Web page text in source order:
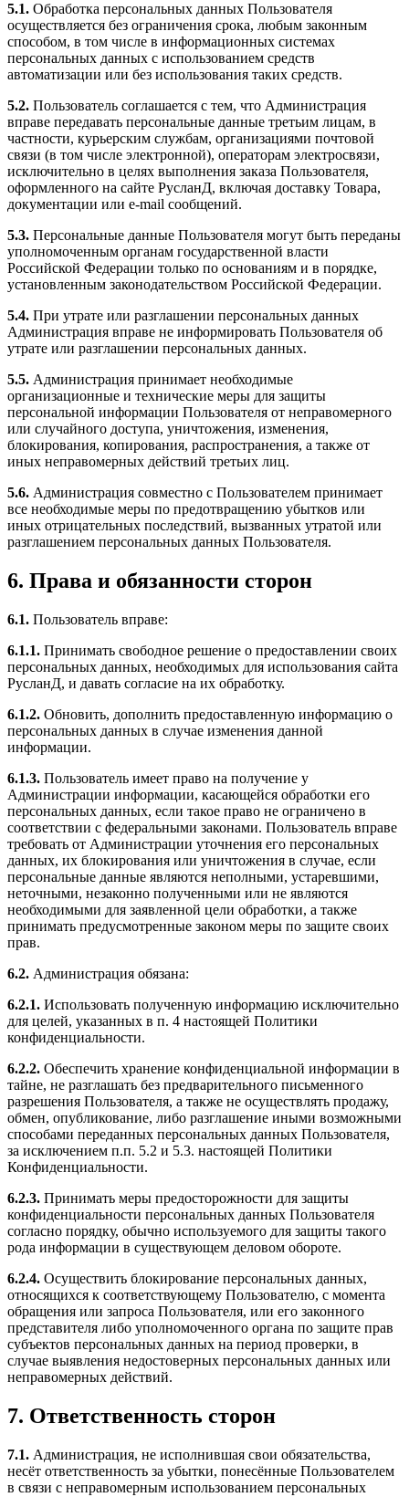
5.1. Обработка персональных данных Пользователя
осуществляется без ограничения срока, любым законным
способом, в том числе в информационных системах
персональных данных с использованием средств
автоматизации или без использования таких средств.
5.2. Пользователь соглашается с тем, что Администрация
вправе передавать персональные данные третьим лицам, в
частности, курьерским службам, организациями почтовой
связи (в том числе электронной), операторам электросвязи,
исключительно в целях выполнения заказа Пользователя,
оформленного на сайте РусланД, включая доставку Товара,
документации или e-mail сообщений.
5.3. Персональные данные Пользователя могут быть переданы
уполномоченным органам государственной власти
Российской Федерации только по основаниям и в порядке,
установленным законодательством Российской Федерации.
5.4. При утрате или разглашении персональных данных
Администрация вправе не информировать Пользователя об
утрате или разглашении персональных данных.
5.5. Администрация принимает необходимые
организационные и технические меры для защиты
персональной информации Пользователя от неправомерного
или случайного доступа, уничтожения, изменения,
блокирования, копирования, распространения, а также от
иных неправомерных действий третьих лиц.
5.6. Администрация совместно с Пользователем принимает
все необходимые меры по предотвращению убытков или
иных отрицательных последствий, вызванных утратой или
разглашением персональных данных Пользователя.
6. Права и обязанности сторон
6.1. Пользователь вправе:
6.1.1. Принимать свободное решение о предоставлении своих
персональных данных, необходимых для использования сайта
РусланД, и давать согласие на их обработку.
6.1.2. Обновить, дополнить предоставленную информацию о
персональных данных в случае изменения данной
информации.
6.1.3. Пользователь имеет право на получение у
Администрации информации, касающейся обработки его
персональных данных, если такое право не ограничено в
соответствии с федеральными законами. Пользователь вправе
требовать от Администрации уточнения его персональных
данных, их блокирования или уничтожения в случае, если
персональные данные являются неполными, устаревшими,
неточными, незаконно полученными или не являются
необходимыми для заявленной цели обработки, а также
принимать предусмотренные законом меры по защите своих
прав.
6.2. Администрация обязана:
6.2.1. Использовать полученную информацию исключительно
для целей, указанных в п. 4 настоящей Политики
конфиденциальности.
6.2.2. Обеспечить хранение конфиденциальной информации в
тайне, не разглашать без предварительного письменного
разрешения Пользователя, а также не осуществлять продажу,
обмен, опубликование, либо разглашение иными возможными
способами переданных персональных данных Пользователя,
за исключением п.п. 5.2 и 5.3. настоящей Политики
Конфиденциальности.
6.2.3. Принимать меры предосторожности для защиты
конфиденциальности персональных данных Пользователя
согласно порядку, обычно используемого для защиты такого
рода информации в существующем деловом обороте.
6.2.4. Осуществить блокирование персональных данных,
относящихся к соответствующему Пользователю, с момента
обращения или запроса Пользователя, или его законного
представителя либо уполномоченного органа по защите прав
субъектов персональных данных на период проверки, в
случае выявления недостоверных персональных данных или
неправомерных действий.
7. Ответственность сторон
7.1. Администрация, не исполнившая свои обязательства,
несёт ответственность за убытки, понесённые Пользователем
в связи с неправомерным использованием персональных